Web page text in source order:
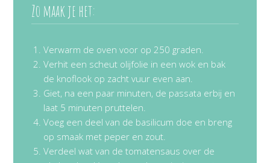
Zo maak je het:
Verwarm de oven voor op 250 graden.
Verhit een scheut olijfolie in een wok en bak
de knoflook op zacht vuur even aan.
Giet, na een paar minuten, de passata erbij en
laat 5 minuten pruttelen.
Voeg een deel van de basilicum doe en breng
op smaak met peper en zout.
Verdeel wat van de tomatensaus over de